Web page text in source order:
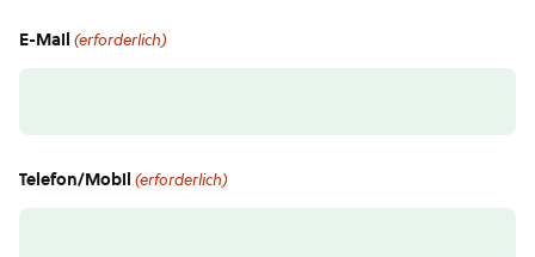
E-Mail (erforderlich)
Telefon/Mobil (erforderlich)